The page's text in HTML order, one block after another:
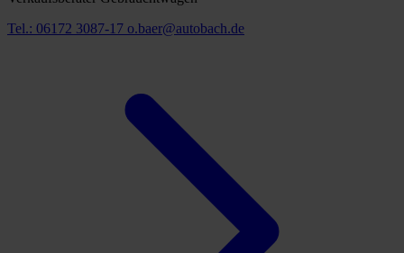
Tel.: 06172 3087-17 o.baer@autobach.de